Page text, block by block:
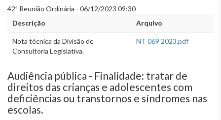
42ª Reunião Ordinária - 06/12/2023 09:30
Descrição
Arquivo
Nota técnica da Divisão de
Consultoria Legislativa.
NT 069 2023.pdf
Audiência pública - Finalidade: tratar de
direitos das crianças e adolescentes com
deficiências ou transtornos e síndromes nas
escolas.